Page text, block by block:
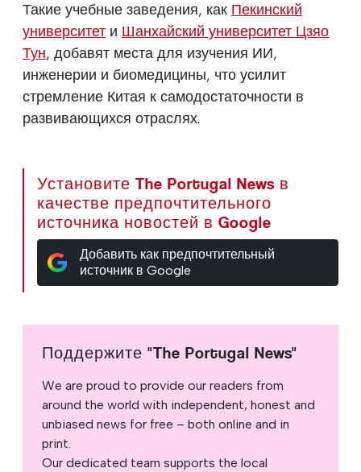
Такие учебные заведения, как Пекинский
университет и Шанхайский университет Цзяо
Тун, добавят места для изучения ИИ,
инженерии и биомедицины, что усилит
стремление Китая к самодостаточности в
развивающихся отраслях.
Установите The Portugal News в
качестве предпочтительного
источника новостей в Google
Добавить как предпочтительный
источник в Google
Поддержите "The Portugal News"
We are proud to provide our readers from
around the world with independent, honest and
unbiased news for free – both online and in
print.
Our dedicated team supports the local